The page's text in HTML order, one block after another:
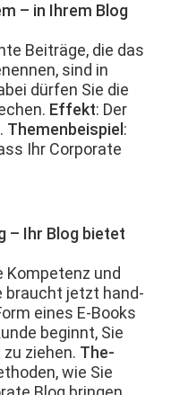
– in Ihrem Blog
Beiträge, die das
sind in
dür­fen Sie die
Effekt: Der
The­men­beispiel :
Ihr Cor­po­rate
– Ihr Blog bietet
Kom­pe­tenz und
braucht jet­zt hand­
eines E‑Books
begin­nt, Sie
ziehen. The­
wie Sie